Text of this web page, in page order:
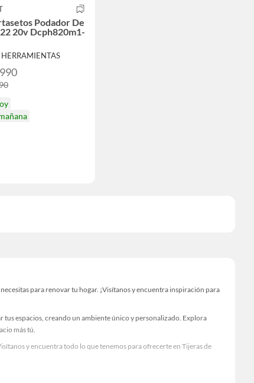
Podador De
20v Dcph820m1-
HERRAMIENTAS
para renovar tu hogar. ¡Visítanos y encuentra inspiración para
tus espacios, creando un ambiente único y personalizado. Explora
más tú.
y encuentra todo lo que tenemos para ofrecerte en Tijeras de